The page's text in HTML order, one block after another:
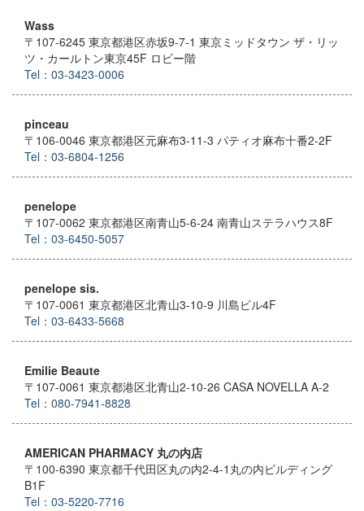
Wass
〒107-6245 東京都港区赤坂9-7-1 東京ミッドタウン ザ・リッ
ツ・カールトン東京45F ロビー階
Tel：03-3423-0006
pinceau
〒106-0046 東京都港区元麻布3-11-3 パティオ麻布十番2-2F
Tel：03-6804-1256
penelope
〒107-0062 東京都港区南青山5-6-24 南青山ステラハウス8F
Tel：03-6450-5057
penelope sis.
〒107-0061 東京都港区北青山3-10-9 川島ビル4F
Tel：03-6433-5668
Emilie Beaute
〒107-0061 東京都港区北青山2-10-26 CASA NOVELLA A-2
Tel：080-7941-8828
AMERICAN PHARMACY 丸の内店
〒100-6390 東京都千代田区丸の内2-4-1丸の内ビルディング
B1F
Tel：03-5220-7716